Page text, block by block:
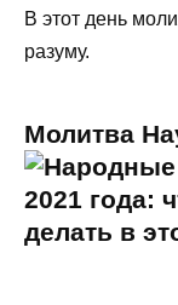
В этот день
разуму.
Молитва